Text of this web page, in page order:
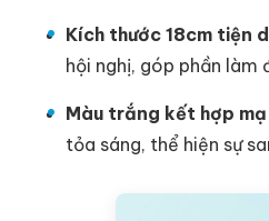
Kích thước 18cm tiện
hội nghị, góp phần làm
Màu trắng kết hợp
tỏa sáng, thể hiện sự